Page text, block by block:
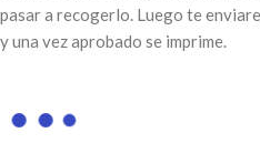
pasar a recogerlo. Luego te
y una vez aprobado se imprime.